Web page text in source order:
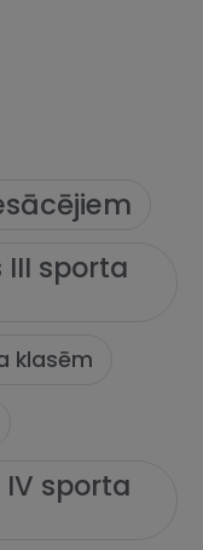
sporta
klasēm
sporta